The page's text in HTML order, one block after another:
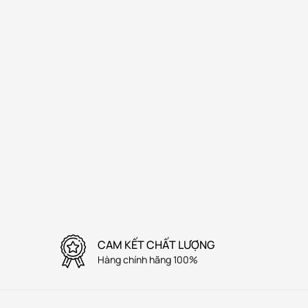
CAM KẾT CHẤT LƯỢNG
Hàng chính hãng 100%